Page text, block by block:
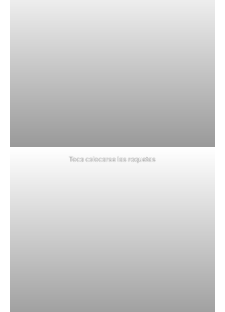
Toca colocarse las raquetas